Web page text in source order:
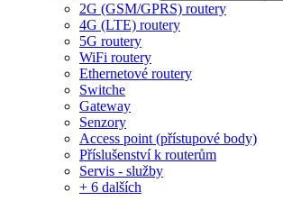
2G (GSM/GPRS) routery
4G (LTE) routery
5G routery
WiFi routery
Ethernetové routery
Switche
Gateway
Senzory
Access point (přístupové body)
Příslušenství k routerům
Servis - služby
+ 6 dalších